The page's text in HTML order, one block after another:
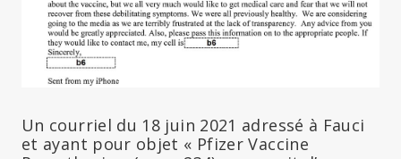
Un courriel du 18 juin 2021 adressé à Fauci
et ayant pour objet « Pfizer Vaccine